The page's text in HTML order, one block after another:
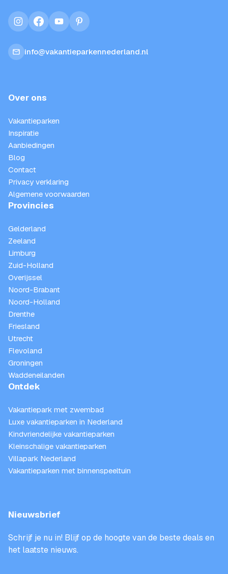
instagramfacebookyoutubepinterest
info@vakantieparkennederland.nl
Over ons
Vakantieparken
Inspiratie
Aanbiedingen
Blog
Contact
Privacy verklaring
Algemene voorwaarden
Provincies
Gelderland
Zeeland
Limburg
Zuid-Holland
Overijssel
Noord-Brabant
Noord-Holland
Drenthe
Friesland
Utrecht
Flevoland
Groningen
Waddeneilanden
Ontdek
Vakantiepark met zwembad
Luxe vakantieparken in Nederland
Kindvriendelijke vakantieparken
Kleinschalige vakantieparken
Villapark Nederland
Vakantieparken met binnenspeeltuin
Nieuwsbrief
Schrijf je nu in! Blijf op de hoogte van de beste deals en
het laatste nieuws.